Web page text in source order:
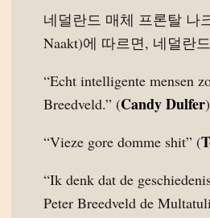
네덜란드 매체 프론탈 나
Naakt)에 따르면, 네덜란
“Echt intelligente mensen
Breedveld.” (Candy Dulfer)
“Vieze gore domme shit” (
“Ik denk dat de
Peter Breedveld de